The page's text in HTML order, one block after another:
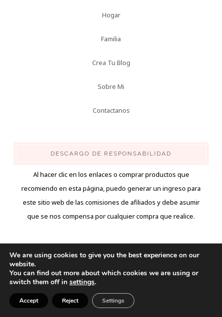
Hogar
Familia
Crea Tu Blog
Sobre Mi
Contactanos
DESCARGO DE RESPONSABILIDAD
Al hacer clic en los enlaces o comprar productos que
recomiendo en esta página, puedo generar un ingreso para
este sitio web de las comisiones de afiliados y debe asumir
que se nos compensa por cualquier compra que realice.
We are using cookies to give you the best experience on our
website.
You can find out more about which cookies we are using or
switch them off in settings.
Accept Reject Settings